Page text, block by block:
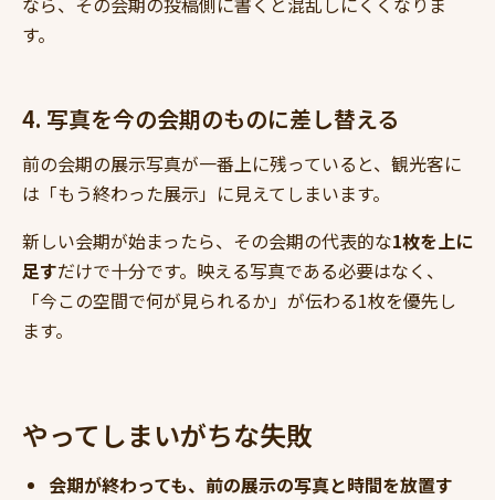
す。
4. 写真を今の会期のものに差し替える
前の会期の展示写真が一番上に残っていると、観光客に
は「もう終わった展示」に見えてしまいます。
新しい会期が始まったら、その会期の代表的な1枚を上に
足すだけで十分です。映える写真である必要はなく、
「今この空間で何が見られるか」が伝わる1枚を優先し
ます。
やってしまいがちな失敗
会期が終わっても、前の展示の写真と時間を放置す